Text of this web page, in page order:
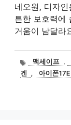
네오원, 디자
튼한 보호력에
거움이 남달라
태맥세이프 ,
겐
, 아이폰17E